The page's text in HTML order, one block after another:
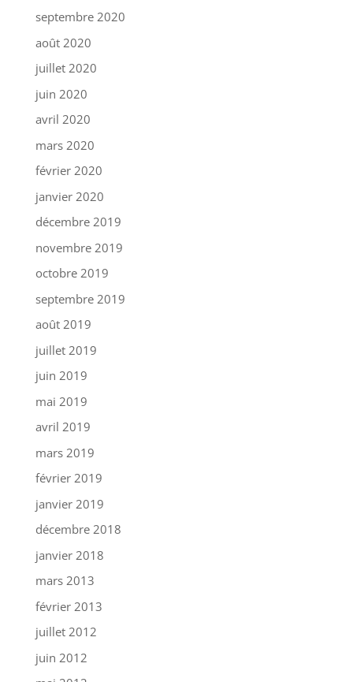
septembre 2020
août 2020
juillet 2020
juin 2020
avril 2020
mars 2020
février 2020
janvier 2020
décembre 2019
novembre 2019
octobre 2019
septembre 2019
août 2019
juillet 2019
juin 2019
mai 2019
avril 2019
mars 2019
février 2019
janvier 2019
décembre 2018
janvier 2018
mars 2013
février 2013
juillet 2012
juin 2012